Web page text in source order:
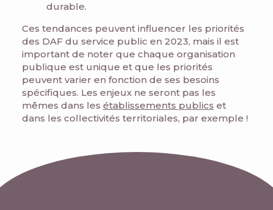
durable.
Ces tendances peuvent influencer les priorités
des DAF du service public en 2023, mais il est
important de noter que chaque organisation
publique est unique et que les priorités
peuvent varier en fonction de ses besoins
spécifiques. Les enjeux ne seront pas les
mêmes dans les établissements publics et
dans les collectivités territoriales, par exemple !